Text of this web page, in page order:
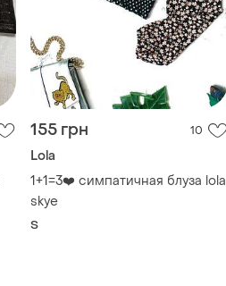
155 грн 10
Lola
1+1=3❤️ симпатичная блуза lola
skye
S